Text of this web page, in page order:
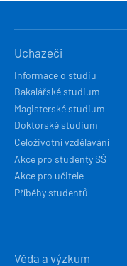
NAVIGACE
Uchazeči
Informace o studiu
Bakalářské studium
Magisterské studium
Doktorské studium
Celoživotní vzdělávání
Akce pro studenty SŠ
Akce pro učitele
Příběhy studentů
Věda a výzkum